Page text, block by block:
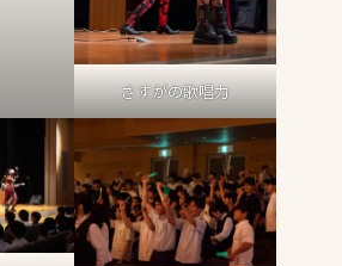
さすがの歌唱力